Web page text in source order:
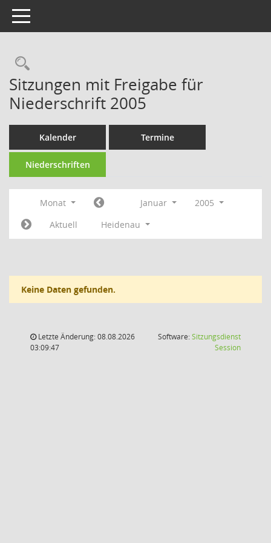
Toggle navigation
Rechercheauswahl
Sitzungen mit Freigabe für
Niederschrift 2005
Kalender Termine
Niederschriften
Monat Januar
2005
Aktuell
Heidenau
Keine Daten gefunden.
Letzte Änderung: 08.08.2026
03:09:47
Software:Sitzungsdienst
Session(Wird in